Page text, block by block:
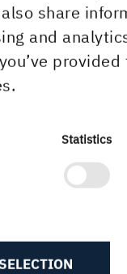
share
and
provided
Statistics